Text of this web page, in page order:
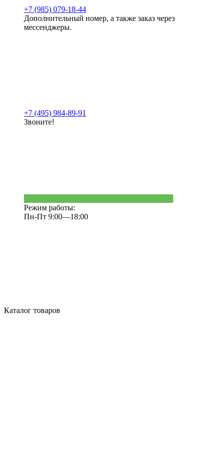
+7 (985) 079-18-44
Дополнительный номер, а также заказ через
мессенджеры.
+7 (495) 984-89-91
Звоните!
Режим работы:
Пн-Пт 9:00—18:00
Каталог товаров